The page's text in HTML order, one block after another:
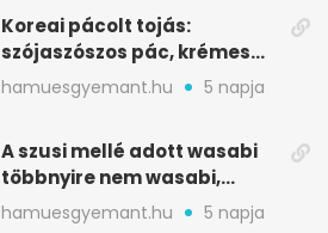
Koreai pácolt tojás:
szójaszószos pác, krémes
sárgája, pár óra alatt
hamuesgyemant.hu 5 napja
A szusi mellé adott wasabi
többnyire nem wasabi,
hanem fűszerkeverék
hamuesgyemant.hu 5 napja